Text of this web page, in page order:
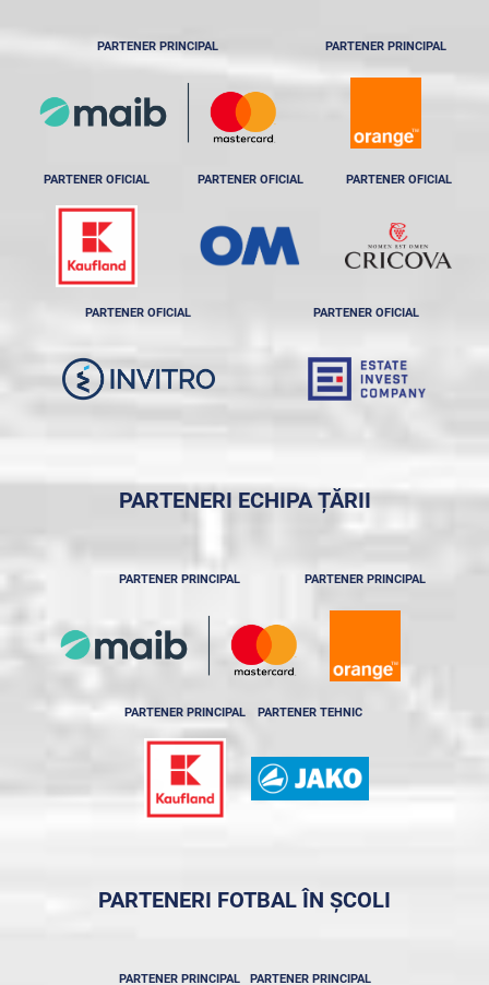
PARTENER PRINCIPAL PARTENER PRINCIPAL
PARTENER OFICIAL PARTENER OFICIAL PARTENER OFICIAL
PARTENER OFICIAL PARTENER OFICIAL
PARTENERI ECHIPA ȚĂRII
PARTENER PRINCIPAL PARTENER PRINCIPAL
PARTENER PRINCIPAL PARTENER TEHNIC
PARTENERI FOTBAL ÎN ȘCOLI
PARTENER PRINCIPAL PARTENER PRINCIPAL